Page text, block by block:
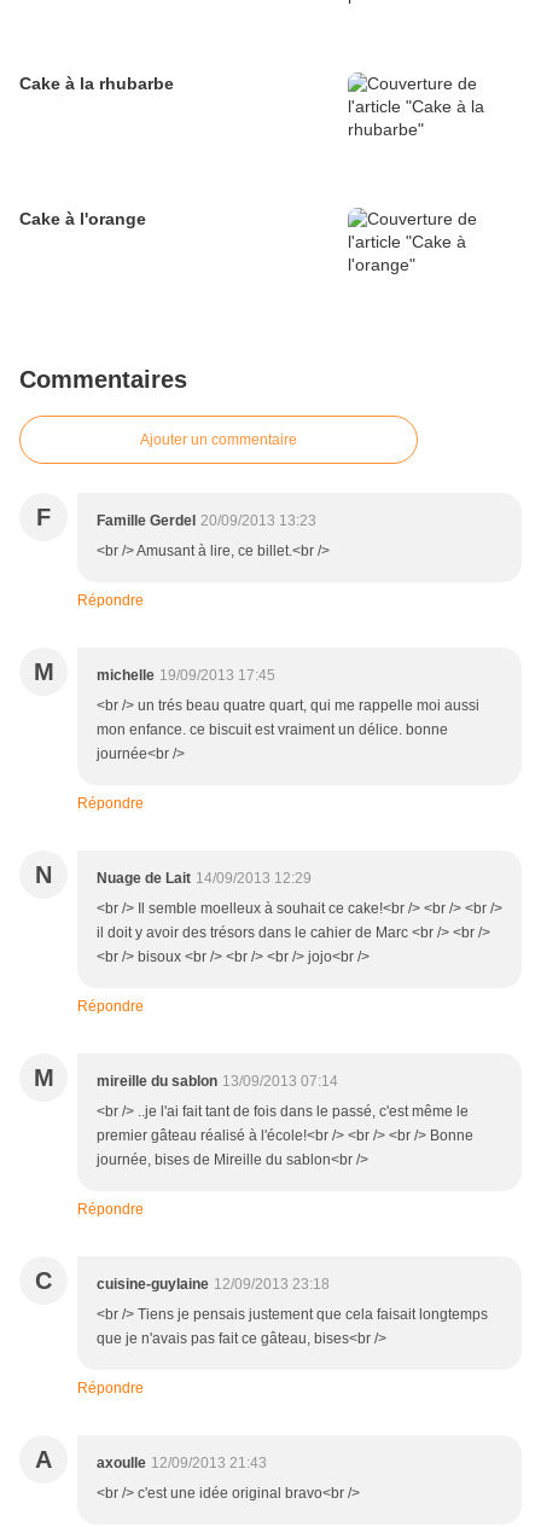
Cake à la rhubarbe
Cake à l'orange
Commentaires
Ajouter un commentaire
F Famille Gerdel 20/09/2013 13:23
<br /> Amusant à lire, ce billet.<br />
Répondre
M michelle 19/09/2013 17:45
<br /> un trés beau quatre quart, qui me rappelle moi aussi
mon enfance. ce biscuit est vraiment un délice. bonne
journée<br />
Répondre
N Nuage de Lait 14/09/2013 12:29
<br /> Il semble moelleux à souhait ce cake!<br /> <br /> <br />
il doit y avoir des trésors dans le cahier de Marc <br /> <br />
<br /> bisoux <br /> <br /> <br /> jojo<br />
Répondre
M mireille du sablon 13/09/2013 07:14
<br /> ..je l'ai fait tant de fois dans le passé, c'est même le
premier gâteau réalisé à l'école!<br /> <br /> <br /> Bonne
journée, bises de Mireille du sablon<br />
Répondre
C cuisine-guylaine 12/09/2013 23:18
<br /> Tiens je pensais justement que cela faisait longtemps
que je n'avais pas fait ce gâteau, bises<br />
Répondre
A axoulle 12/09/2013 21:43
<br /> c'est une idée original bravo<br />